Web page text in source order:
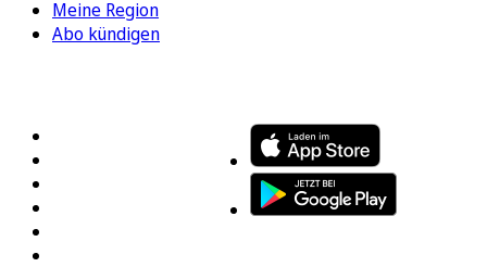
Meine Region
Abo kündigen